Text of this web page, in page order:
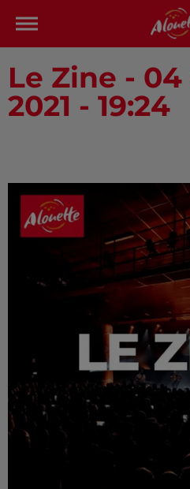
Le Zine -
2021 - 19:24